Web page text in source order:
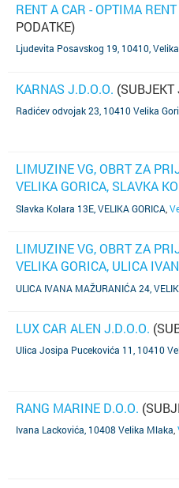
RENT A CAR - OPTIMA RENT
PODATKE)
Ljudevita Posavskog 19, 10410,
KARNAS J.D.O.O. (SUBJEKT
Radićev odvojak 23, 10410 Velika
LIMUZINE VG, OBRT ZA
VELIKA GORICA, SLAVKA
UGAŠEN)
Slavka Kolara 13E, VELIKA GORICA
LIMUZINE VG, OBRT ZA
VELIKA GORICA, ULICA
(SUBJEKT JE UGAŠEN)
ULICA IVANA MAŽURANIĆA 24,
LUX CAR ALEN J.D.O.O.
Ulica Josipa Pucekovića 11, 10410
RANG MARINE D.O.O.
Ivana Lackovića, 10408 Velika Mlaka